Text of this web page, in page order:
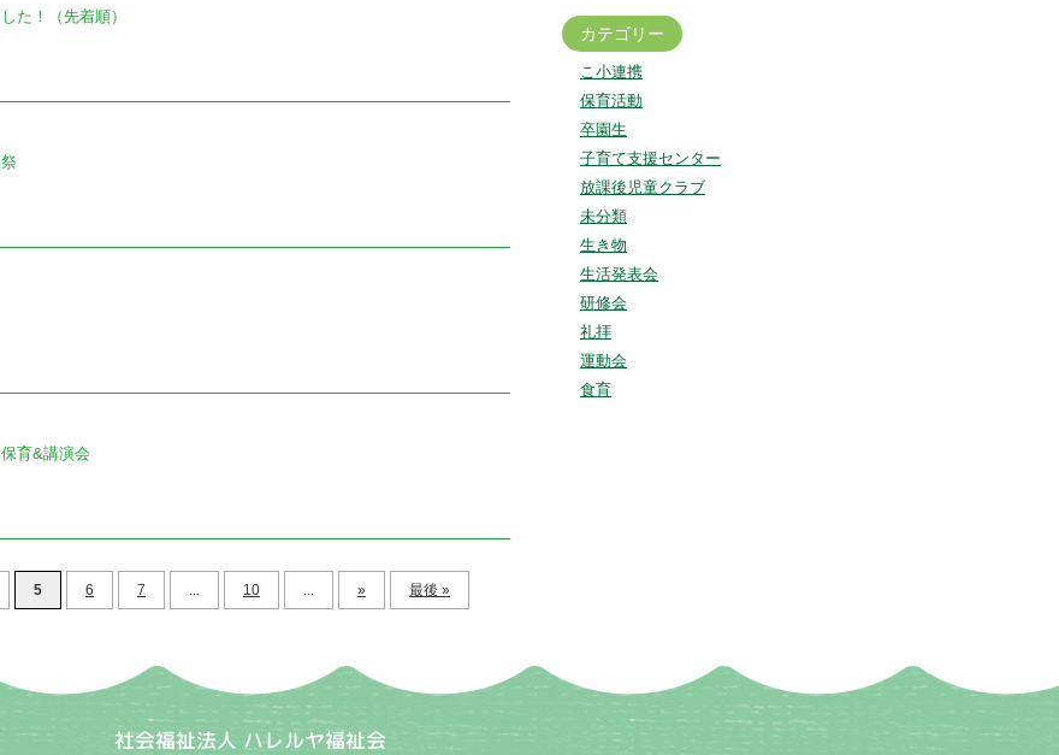
た！（先着順）
育&講演会
5 6 7 ... 10 ... » 最後 »
カテゴリー
こ小連携
保育活動
卒園生
子育て支援センター
放課後児童クラブ
未分類
生き物
生活発表会
研修会
礼拝
運動会
食育
社会福祉法人 ハレルヤ福祉会